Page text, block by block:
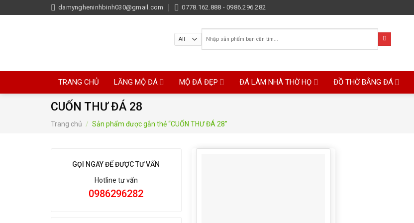
to
damyngheninhbinh030@gmail.com 0778.162.888 - 0986.296.282
Tìm
kiếm:
TRANG CHỦ LĂNG MỘ ĐÁ MỘ ĐÁ ĐẸP ĐÁ LÀM NHÀ THỜ HỌ ĐỒ THỜ BẰNG ĐÁ
CUỐN THƯ ĐÁ 28
Trang chủ / Sản phẩm được gắn thẻ “CUỐN THƯ ĐÁ 28”
GỌI NGAY ĐỂ ĐƯỢC TƯ VẤN
Hotline tư vấn
0986296282